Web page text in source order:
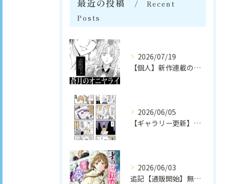
最近の投稿
Recent
Posts
2026/07/19
【個人】新作連載のお知らせ（第１話試し読みダイジェスト版）｜安崎羽美
2026/06/05
【ギャラリー更新】無配ペーパー漫画｜安崎羽美
2026/06/03
追記【通販開始】無才の魔法使いは絶対夢を諦めない（個人創作）｜安崎羽美